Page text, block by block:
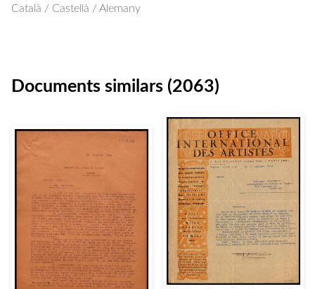
Català / Castellà / Alemany
Documents similars (2063)